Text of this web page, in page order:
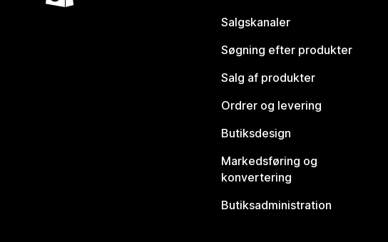
Salgskanaler
Søgning efter produkter
Salg af produkter
Ordrer og levering
Butiksdesign
Markedsføring og
konvertering
Butiksadministration